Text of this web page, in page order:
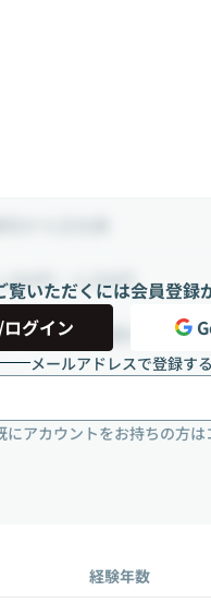
覧いただくには会員登録
グイン
メールアドレスで登録する
にアカウントをお持ちの方は
円 ~ 2,200円
~ 180時間（週20 ~ 45時
経験年数